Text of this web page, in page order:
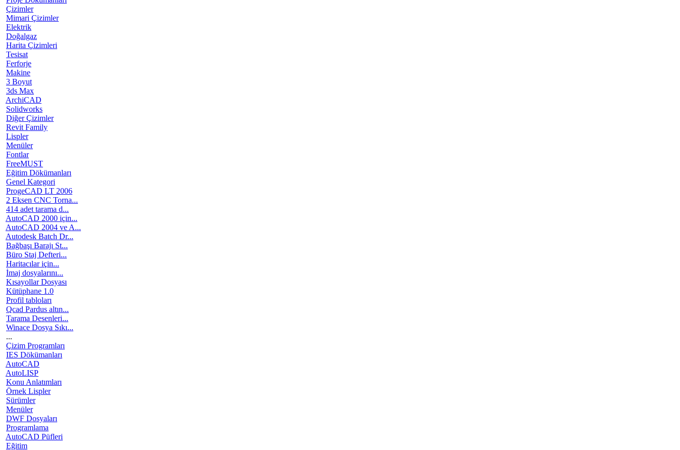
Çizimler
Mimari Çizimler
Elektrik
Doğalgaz
Harita Çizimleri
Tesisat
Ferforje
Makine
3 Boyut
3ds Max
ArchiCAD
Solidworks
Diğer Çizimler
Revit Family
Lispler
Menüler
Fontlar
FreeMUST
Eğitim Dökümanları
Genel Kategori
ProgeCAD LT 2006
2 Eksen CNC Torna...
414 adet tarama d...
AutoCAD 2000 için...
AutoCAD 2004 ve A...
Autodesk Batch Dr...
Bağbaşı Barajı St...
Büro Staj Defteri...
Haritacılar için...
İmaj dosyalarını...
Kısayollar Dosyası
Kütüphane 1.0
Profil tabloları
Qcad Pardus altın...
Tarama Desenleri...
Winace Dosya Sıkı...
...
Çizim Programları
IES Dökümanları
AutoCAD
AutoLISP
Konu Anlatımları
Örnek Lispler
Sürümler
Menüler
DWF Dosyaları
Programlama
AutoCAD Püfleri
Eğitim